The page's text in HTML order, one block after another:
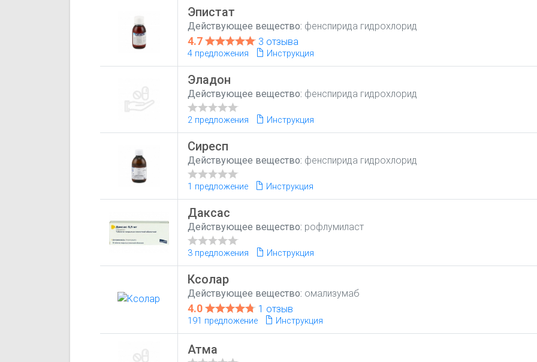
Эпистат
Действующее вещество: фенспирида гидрохлорид
4.7 3 отзыва
4 предложения Инструкция
Эладон
Действующее вещество: фенспирида гидрохлорид
2 предложения Инструкция
Сиресп
Действующее вещество: фенспирида гидрохлорид
1 предложение Инструкция
Даксас
Действующее вещество: рофлумиласт
3 предложения Инструкция
Ксолар
Действующее вещество: омализумаб
4.0 1 отзыв
191 предложение Инструкция
Атма